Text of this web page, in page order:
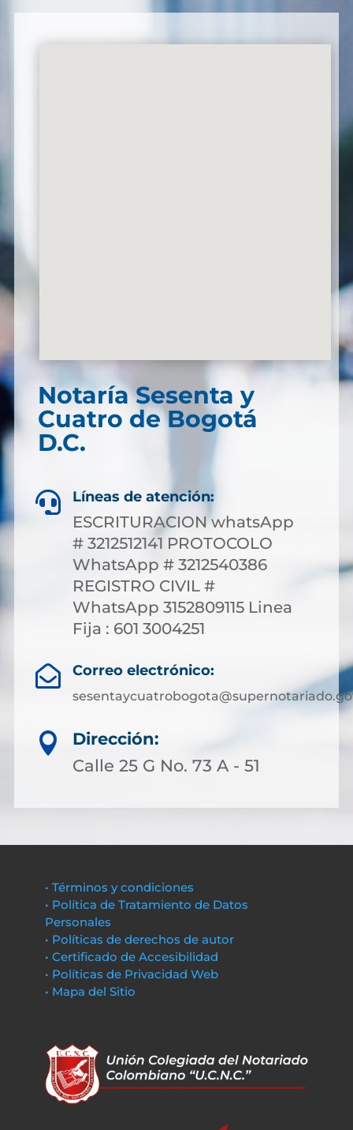
Notaría Sesenta y
Cuatro de Bogotá
D.C.
 Líneas de atención:
ESCRITURACION whatsApp
# 3212512141 PROTOCOLO
WhatsApp # 3212540386
REGISTRO CIVIL #
WhatsApp 3152809115 Linea
Fija : 601 3004251
 Correo electrónico:

Dirección:
Calle 25 G No. 73 A - 51
• Términos y condiciones
• Política de Tratamiento de Datos
Personales
• Políticas de derechos de autor
• Certificado de Accesibilidad
• Políticas de Privacidad Web
• Mapa del Sitio